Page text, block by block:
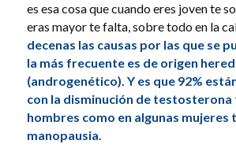
es esa cosa que cuando eres joven te
eras mayor te falta, sobre todo en la
decenas las causas por las que se
la más frecuente es de origen
(androgenético). Y es que 92%
con la disminución de testosterona
hombres como en algunas mujeres
manopausia.